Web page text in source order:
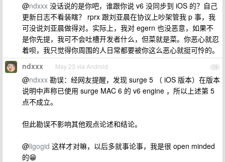
@ndxxx 没话说的是你吧，谁跟你说 v6 没同步到 iOS 的？自己
更新日志不看装瞎？ rprx 跟刘亚晨在协议上吵架管我 p 事，我
可没说刘亚晨做得对。实际上，我对 egern 也没恶意，如果不
是你先提，我可不会吐槽开发者什么，但菜就是菜。你恶心就忍
着呗，我只觉得你周围的人日常都要被你这么恶心就挺可怜的。
74
ndxxx May 23 via Android
@ndxxx 勘误：经网友提醒，发现 surge 5 （ iOS 版本）在版本
说明中声称已使用 surge MAC 6 的 v6 engine ，所以上述第 5
点不成立。
但此勘误不影响其他观点论述和结论。
@ligogid 这样才对嘛，以后多就事论事，我是很 open minded
的😁